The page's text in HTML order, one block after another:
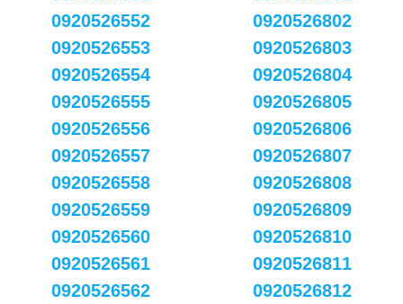
0920526552
0920526553
0920526554
0920526555
0920526556
0920526557
0920526558
0920526559
0920526560
0920526561
0920526562
0920526802
0920526803
0920526804
0920526805
0920526806
0920526807
0920526808
0920526809
0920526810
0920526811
0920526812